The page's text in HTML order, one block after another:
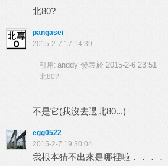
北80?
pangasei
2015-2-7 17:14:39
引用: anddy 發表於 2015-2-6 23:51
北80?
不是它(我沒去過北80...)
egg0522
2015-2-7 19:30:04
我根本猜不出來是哪裡啦．．．．